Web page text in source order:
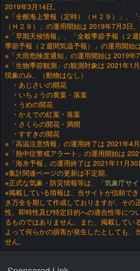
2019年3月14日。
※「全般海上警報（定時）（Ｈ２９）」、「
（Ｈ２９）」の運用開始は 2019年7月3日。
※「早期天候情報」、「全般季節予報（２
季節予報（２週間気温予報）」の運用開始
※「大雨危険度通知」の運用開始は 2019年7
※「生物季節観測」の観測対象は 2021年1
現象のみ。（動物はなし）
・あじさいの開花
・いちょうの黄葉・落葉
・うめの開花
・かえでの紅葉・落葉
・さくらの開花・満開
・すすきの開花
※「高温注意情報」の運用終了は 2021年4月
※「熱中症警戒アラート」の運用開始は
※「海氷予報」の運用終了は 2021年11月30
※集計関連ページの更新は不定期。
※正式な気象・防災情報等は、「気象庁サイ
※掲載している情報は、当サイトが信頼で
き万全を期して作成しておりますが、その
性、即時性及び特定目的への適合性等につ
るものではありません。また、掲載してい
よって何らかの損害が発生したとしても、
せん。